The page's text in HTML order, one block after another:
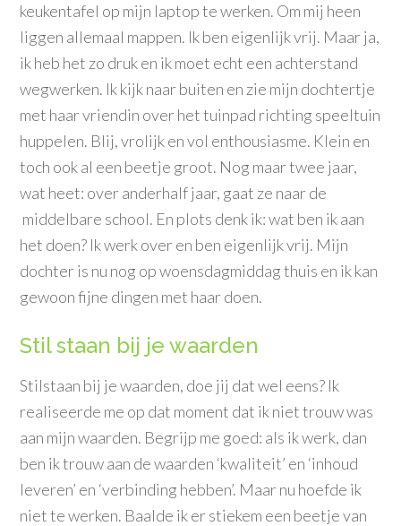
keukentafel op mijn laptop te werken. Om mij heen
liggen allemaal mappen. Ik ben eigenlijk vrij. Maar ja,
ik heb het zo druk en ik moet echt een achterstand
wegwerken. Ik kijk naar buiten en zie mijn dochtertje
met haar vriendin over het tuinpad richting speeltuin
huppelen. Blij, vrolijk en vol enthousiasme. Klein en
toch ook al een beetje groot. Nog maar twee jaar,
wat heet: over anderhalf jaar, gaat ze naar de
middelbare school. En plots denk ik: wat ben ik aan
het doen? Ik werk over en ben eigenlijk vrij. Mijn
dochter is nu nog op woensdagmiddag thuis en ik kan
gewoon fijne dingen met haar doen.
Stil staan bij je waarden
Stilstaan bij je waarden, doe jij dat wel eens? Ik
realiseerde me op dat moment dat ik niet trouw was
aan mijn waarden. Begrijp me goed: als ik werk, dan
ben ik trouw aan de waarden ‘kwaliteit’ en ‘inhoud
leveren’ en ‘verbinding hebben’. Maar nu hoefde ik
niet te werken. Baalde ik er stiekem een beetje van